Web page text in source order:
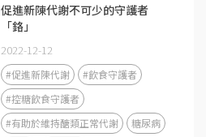
促進新陳代謝不可少的守護者
「鉻」
2022-12-12
#促進新陳代謝
#飲食守護者
#控糖飲食守護者
#有助於維持醣類正常代謝
糖尿病